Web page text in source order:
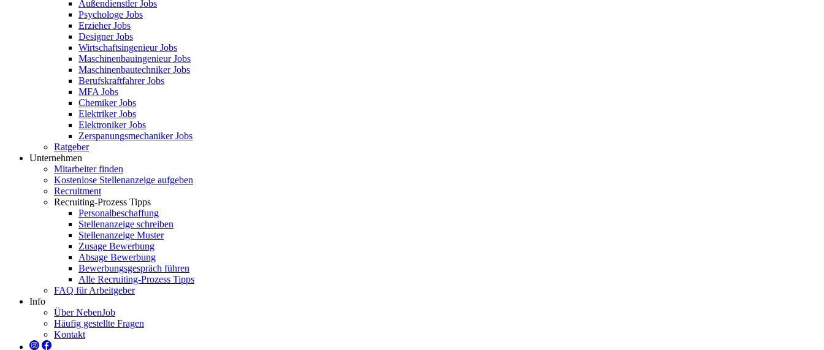
Außendienstler Jobs
Psychologe Jobs
Erzieher Jobs
Designer Jobs
Wirtschaftsingenieur Jobs
Maschinenbauingenieur Jobs
Maschinenbautechniker Jobs
Berufskraftfahrer Jobs
MFA Jobs
Chemiker Jobs
Elektriker Jobs
Elektroniker Jobs
Zerspanungsmechaniker Jobs
Ratgeber
Unternehmen
Mitarbeiter finden
Kostenlose Stellenanzeige aufgeben
Recruitment
Recruiting-Prozess Tipps
Personalbeschaffung
Stellenanzeige schreiben
Stellenanzeige Muster
Zusage Bewerbung
Absage Bewerbung
Bewerbungsgespräch führen
Alle Recruiting-Prozess Tipps
FAQ für Arbeitgeber
Info
Über NebenJob
Häufig gestellte Fragen
Kontakt